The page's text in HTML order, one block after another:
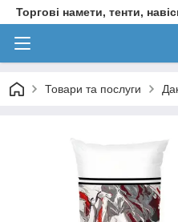
Торгові намети, тенти,
Товари та послуги